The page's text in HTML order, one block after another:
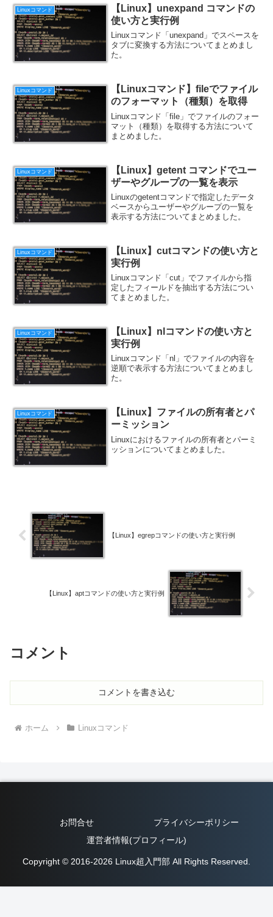
Linuxコマンド
【Linux】unexpand コマンドの
使い方と実行例
Linuxコマンド「unexpand」でスペースを
タブに変換する方法についてまとめまし
た。
Linuxコマンド
【Linuxコマンド】fileでファイル
のフォーマット（種類）を取得
Linuxコマンド「file」でファイルのフォー
マット（種類）を取得する方法について
まとめました。
Linuxコマンド
【Linux】getent コマンドでユー
ザーやグループの一覧を表示
Linuxのgetentコマンドで指定したデータ
ベースからユーザーやグループの一覧を
表示する方法についてまとめました。
Linuxコマンド
【Linux】cutコマンドの使い方と
実行例
Linuxコマンド「cut」でファイルから指
定したフィールドを抽出する方法につい
てまとめました。
Linuxコマンド
【Linux】nlコマンドの使い方と
実行例
Linuxコマンド「nl」でファイルの内容を
逆順で表示する方法についてまとめまし
た。
Linuxコマンド
【Linux】ファイルの所有者とパ
ーミッション
Linuxにおけるファイルの所有者とパーミ
ッションについてまとめました。
【Linux】egrepコマンドの使い方と実行例
【Linux】aptコマンドの使い方と実行例
コメント
コメントを書き込む
ホーム Linuxコマンド
お問合せ
プライバシーポリシー
運営者情報(プロフィール)
Copyright © 2016-2026 Linux超入門部 All Rights Reserved.